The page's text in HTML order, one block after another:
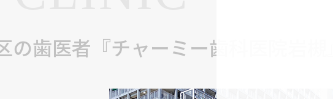
の歯医者『チャーミー歯科医院岩槻』